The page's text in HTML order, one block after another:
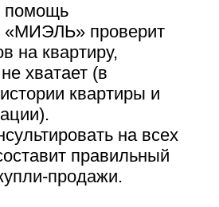
помощь
проверит
на квартиру,
хватает (в
квартиры и
на всех
правильный
продажи.